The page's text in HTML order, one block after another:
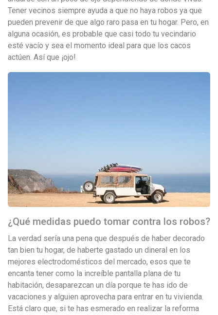
Tener vecinos siempre ayuda a que no haya robos ya que
pueden prevenir de que algo raro pasa en tu hogar. Pero, en
alguna ocasión, es probable que casi todo tu vecindario
esté vacío y sea el momento ideal para que los cacos
actúen. Así que ¡ojo!
¿Qué medidas puedo tomar contra los robos?
La verdad sería una pena que después de haber decorado
tan bien tu hogar, de haberte gastado un dineral en los
mejores electrodomésticos del mercado, esos que te
encanta tener como la increíble pantalla plana de tu
habitación, desaparezcan un día porque te has ido de
vacaciones y alguien aprovecha para entrar en tu vivienda.
Está claro que, si te has esmerado en realizar la reforma